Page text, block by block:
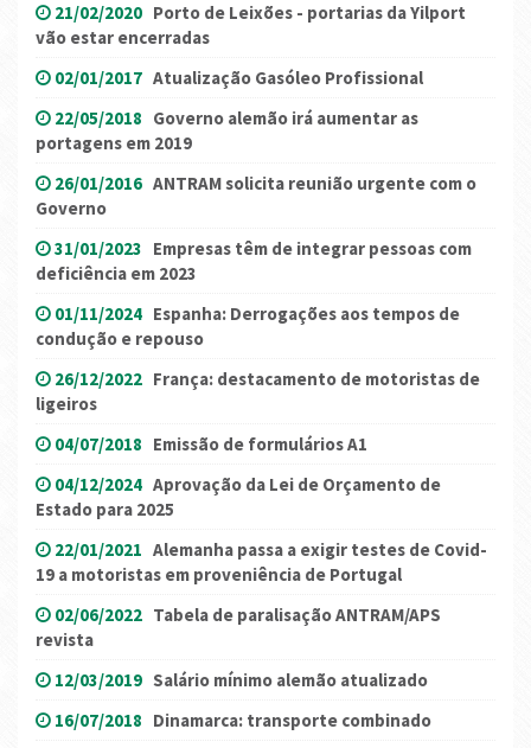
21/02/2020 Porto de Leixões - portarias da Yilport
vão estar encerradas
02/01/2017 Atualização Gasóleo Profissional
22/05/2018 Governo alemão irá aumentar as
portagens em 2019
26/01/2016 ANTRAM solicita reunião urgente com o
Governo
31/01/2023 Empresas têm de integrar pessoas com
deficiência em 2023
01/11/2024 Espanha: Derrogações aos tempos de
condução e repouso
26/12/2022 França: destacamento de motoristas de
ligeiros
04/07/2018 Emissão de formulários A1
04/12/2024 Aprovação da Lei de Orçamento de
Estado para 2025
22/01/2021 Alemanha passa a exigir testes de Covid-
19 a motoristas em proveniência de Portugal
02/06/2022 Tabela de paralisação ANTRAM/APS
revista
12/03/2019 Salário mínimo alemão atualizado
16/07/2018 Dinamarca: transporte combinado